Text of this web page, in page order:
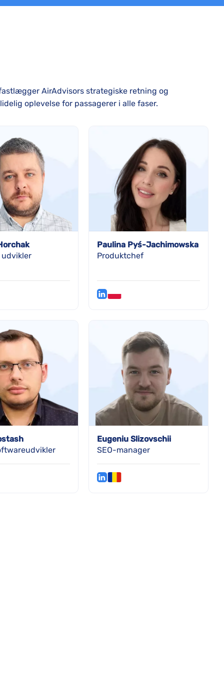
AirAdvisors strategiske retning og
oplevelse for passagerer i alle faser.
Paulina Pyś-Jachimowska
Produktchef
Eugeniu Slizovschii
SEO-manager